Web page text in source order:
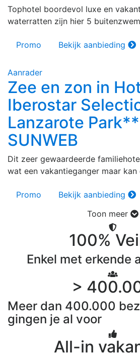
Tophotel boordevol luxe en
waterratten zijn hier 5
Promo Bekijk aanbieding
Aanrader
Zee en zon in
Iberostar
Lanzarote
SUNWEB
Dit zeer gewaardeerde
wat een vakantieganger maar kan
Promo
Bekijk aanbieding
Toon meer
100%
Enkel met erkende
>
Meer dan 400.000
gingen je al voor
All-in